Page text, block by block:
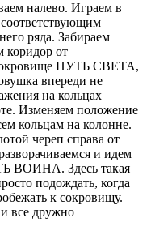
налево. Играем в
ряда. Забираем
от
ПУТЬ СВЕТА,
впереди не
на кольцах
Изменяем положение
кольцам на колонне.
череп справа от
и идем
ВОИНА. Здесь такая
подождать, когда
к сокровищу.
все дружно